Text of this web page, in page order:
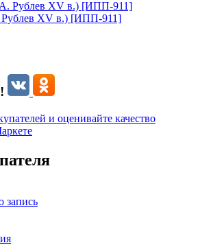
Рублев XV в.) [ИПП-911]
запись